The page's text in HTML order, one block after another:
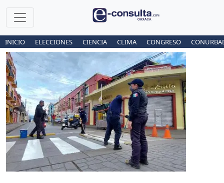
INICIO ELECCIONES CIENCIA CLIMA CONGRESO